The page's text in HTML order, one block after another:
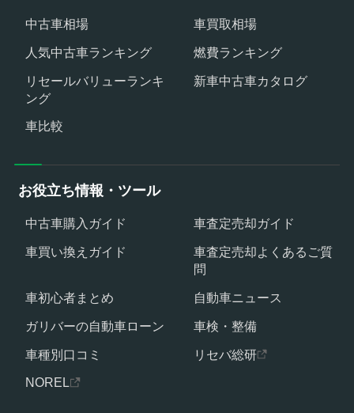
中古車相場
車買取相場
人気中古車ランキング
燃費ランキング
リセールバリューランキ
ング
新車中古車カタログ
車比較
お役立ち情報・ツール
中古車購入ガイド
車査定売却ガイド
車買い換えガイド
車査定売却よくあるご質
問
車初心者まとめ
自動車ニュース
ガリバーの自動車ローン
車検・整備
車種別口コミ
リセバ総研
NOREL